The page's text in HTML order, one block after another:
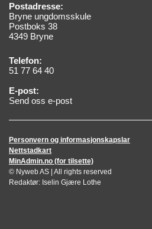
Postadresse:
Bryne ungdomsskule
Postboks 38
4349 Bryne
Telefon:
51 77 64 40
E-post:
Send oss e-post
Personvern og informasjonskapslar
Nettstadkart
MinAdmin.no (for tilsette)
© Nyweb AS | All rights reserved
Redaktør: Iselin Gjære Lothe